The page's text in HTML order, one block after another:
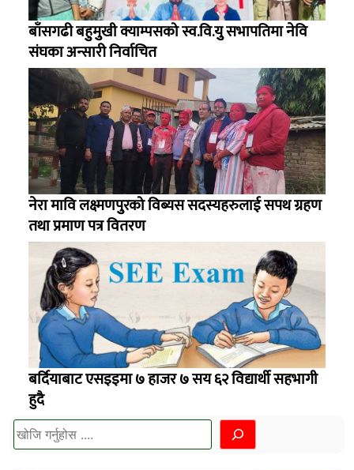
बाँसगढी बहुुमुुखी क्याम्पसको स्व.वि.युु सभापतिमा नेवि
संघका अन्सारी निर्वाचित
नेरा मावि लक्ष्मणपुुरको विब्यस सदस्यहरुलाई सपथ ग्रहण
तथा प्रमाण पत्र वितरण
बर्दियाबाट एसइइमा ७ हाजर ७ सय ६२ विद्यार्थी सहभागी
हुदै
खोज्नुहोस